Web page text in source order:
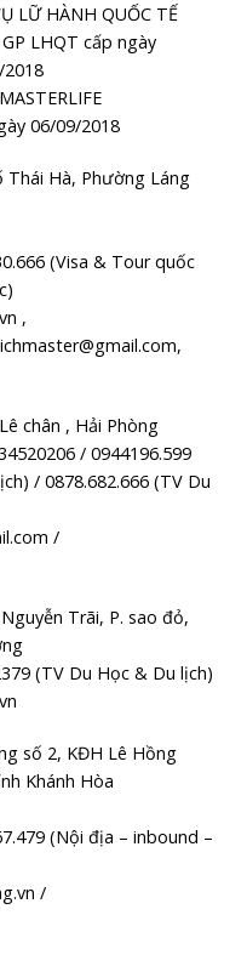
LỮ HÀNH QUỐC TẾ
LHQT cấp ngày
06/09/2018
Thái Hà, Phường Láng
(Visa & Tour quốc
,
chân , Hải Phòng
/ 0944196.599
/ 0878.682.666 (TV Du
/
Trãi, P. sao đỏ,
(TV Du Học & Du lịch)
số 2, KĐH Lê Hồng
Khánh Hòa
(Nội địa – inbound –
/